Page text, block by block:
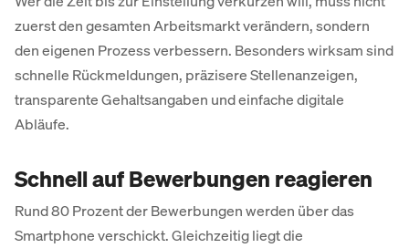
zuerst den gesamten Arbeitsmarkt verändern, sondern
den eigenen Prozess verbessern. Besonders wirksam sind
schnelle Rückmeldungen, präzisere Stellenanzeigen,
transparente Gehaltsangaben und einfache digitale
Abläufe.
Schnell auf Bewerbungen reagieren
Rund 80 Prozent der Bewerbungen werden über das
Smartphone verschickt. Gleichzeitig liegt die